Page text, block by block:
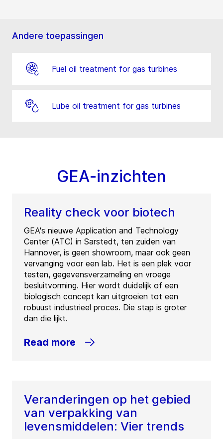
Andere toepassingen
Fuel oil treatment for gas turbines
Lube oil treatment for gas turbines
GEA-inzichten
Reality check voor biotech
GEA's nieuwe Application and Technology
Center (ATC) in Sarstedt, ten zuiden van
Hannover, is geen showroom, maar ook geen
vervanging voor een lab. Het is een plek voor
testen, gegevensverzameling en vroege
besluitvorming. Hier wordt duidelijk of een
biologisch concept kan uitgroeien tot een
robuust industrieel proces. Die stap is groter
dan die lijkt.
Read more
Veranderingen op het gebied
van verpakking van
levensmiddelen: Vier trends